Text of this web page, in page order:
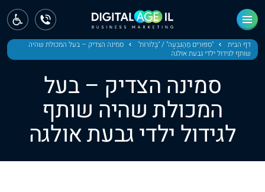
דף הבית "סִפּוּרִים מֵהַגִּבְעָה" / "בָּלֹוֹרוֹת"
סמינה הצדיק – בעל המכולת שהיה
שותף לגידול ילדי גבעת אולגה
סמינה הצדיק – בעל
המכולת שהיה שותף
לגידול ילדי גבעת אולגה
ראשי
חדשות
מחוז חיפה
מחוז מרכז